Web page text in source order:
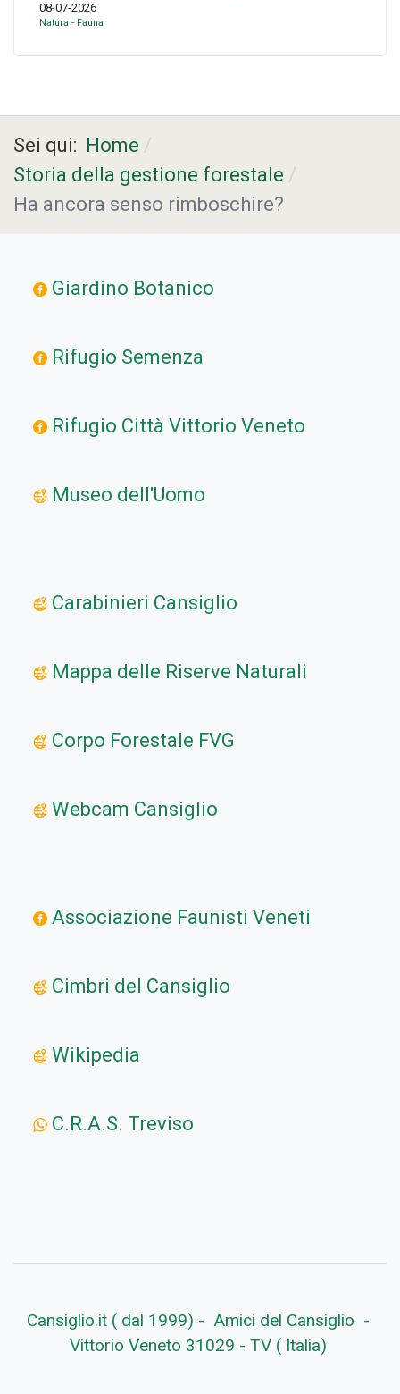
08-07-2026
Natura - Fauna
Sei qui: Home
Storia della gestione forestale
Ha ancora senso rimboschire?
Giardino Botanico
Rifugio Semenza
Rifugio Città Vittorio Veneto
Museo dell'Uomo
Carabinieri Cansiglio
Mappa delle Riserve Naturali
Corpo Forestale FVG
Webcam Cansiglio
Associazione Faunisti Veneti
Cimbri del Cansiglio
Wikipedia
C.R.A.S. Treviso
Cansiglio.it ( dal 1999) - Amici del Cansiglio -
Vittorio Veneto 31029 - TV ( Italia)